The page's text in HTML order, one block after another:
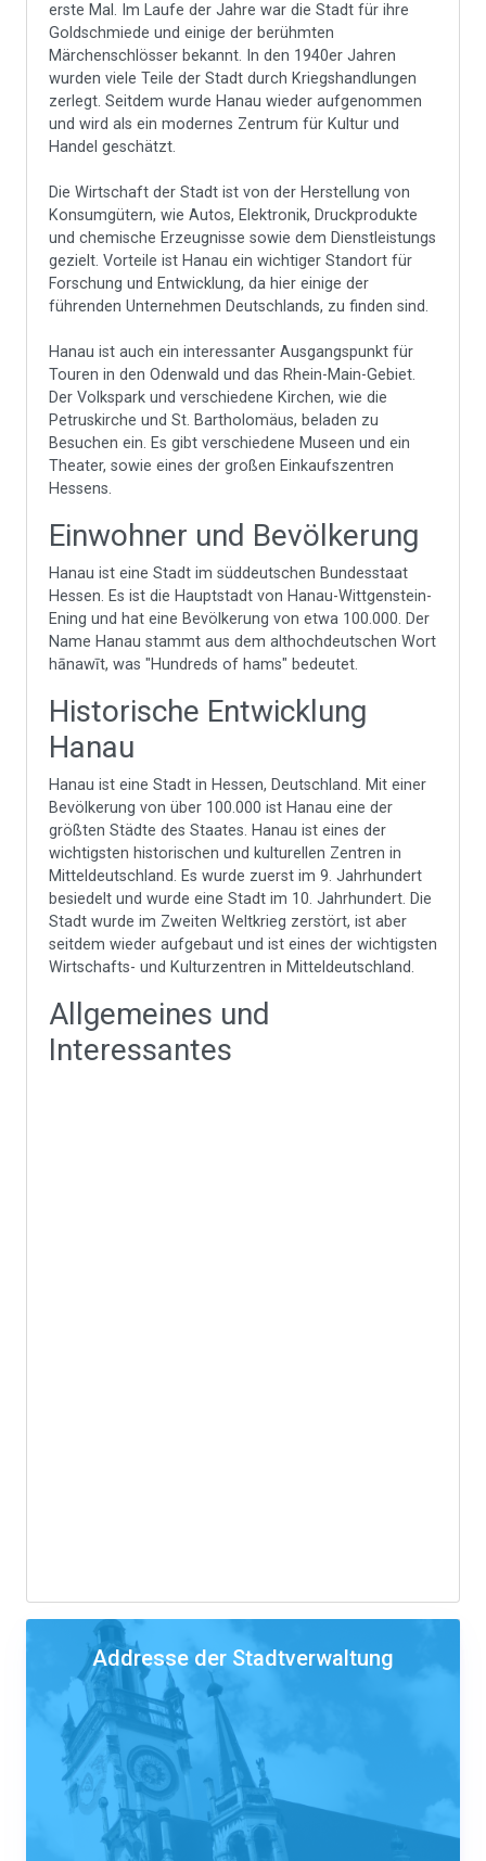
erste Mal. Im Laufe der Jahre war die Stadt für ihre
Goldschmiede und einige der berühmten
Märchenschlösser bekannt. In den 1940er Jahren
wurden viele Teile der Stadt durch Kriegshandlungen
zerlegt. Seitdem wurde Hanau wieder aufgenommen
und wird als ein modernes Zentrum für Kultur und
Handel geschätzt.
Die Wirtschaft der Stadt ist von der Herstellung von
Konsumgütern, wie Autos, Elektronik, Druckprodukte
und chemische Erzeugnisse sowie dem Dienstleistungs
gezielt. Vorteile ist Hanau ein wichtiger Standort für
Forschung und Entwicklung, da hier einige der
führenden Unternehmen Deutschlands, zu finden sind.
Hanau ist auch ein interessanter Ausgangspunkt für
Touren in den Odenwald und das Rhein-Main-Gebiet.
Der Volkspark und verschiedene Kirchen, wie die
Petruskirche und St. Bartholomäus, beladen zu
Besuchen ein. Es gibt verschiedene Museen und ein
Theater, sowie eines der großen Einkaufszentren
Hessens.
Einwohner und Bevölkerung
Hanau ist eine Stadt im süddeutschen Bundesstaat
Hessen. Es ist die Hauptstadt von Hanau-Wittgenstein-
Ening und hat eine Bevölkerung von etwa 100.000. Der
Name Hanau stammt aus dem althochdeutschen Wort
hānawīt, was "Hundreds of hams" bedeutet.
Historische Entwicklung
Hanau
Hanau ist eine Stadt in Hessen, Deutschland. Mit einer
Bevölkerung von über 100.000 ist Hanau eine der
größten Städte des Staates. Hanau ist eines der
wichtigsten historischen und kulturellen Zentren in
Mitteldeutschland. Es wurde zuerst im 9. Jahrhundert
besiedelt und wurde eine Stadt im 10. Jahrhundert. Die
Stadt wurde im Zweiten Weltkrieg zerstört, ist aber
seitdem wieder aufgebaut und ist eines der wichtigsten
Wirtschafts- und Kulturzentren in Mitteldeutschland.
Allgemeines und
Interessantes
Addresse der Stadtverwaltung